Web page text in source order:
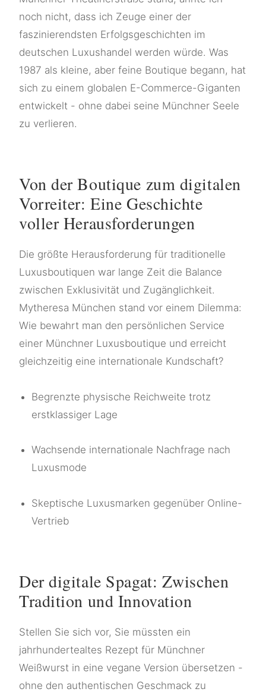
noch nicht, dass ich Zeuge einer der
faszinierendsten Erfolgsgeschichten im
deutschen Luxushandel werden würde. Was
1987 als kleine, aber feine Boutique begann, hat
sich zu einem globalen E-Commerce-Giganten
entwickelt - ohne dabei seine Münchner Seele
zu verlieren.
Von der Boutique zum digitalen
Vorreiter: Eine Geschichte
voller Herausforderungen
Die größte Herausforderung für traditionelle
Luxusboutiquen war lange Zeit die Balance
zwischen Exklusivität und Zugänglichkeit.
Mytheresa München stand vor einem Dilemma:
Wie bewahrt man den persönlichen Service
einer Münchner Luxusboutique und erreicht
gleichzeitig eine internationale Kundschaft?
Begrenzte physische Reichweite trotz
erstklassiger Lage
Wachsende internationale Nachfrage nach
Luxusmode
Skeptische Luxusmarken gegenüber Online-
Vertrieb
Der digitale Spagat: Zwischen
Tradition und Innovation
Stellen Sie sich vor, Sie müssten ein
jahrhundertealtes Rezept für Münchner
Weißwurst in eine vegane Version übersetzen -
ohne den authentischen Geschmack zu